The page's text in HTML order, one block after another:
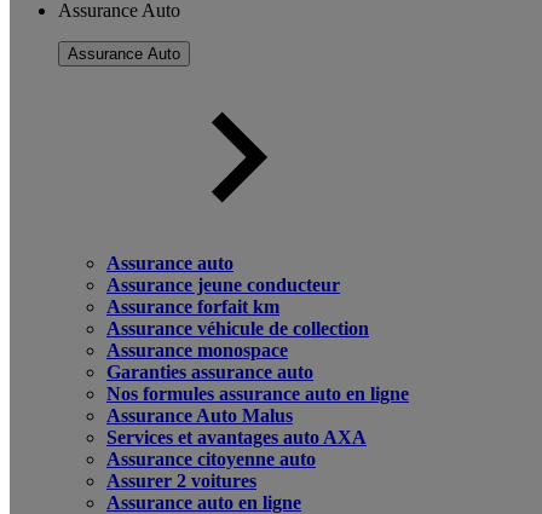
Assurance Auto
Assurance Auto
Assurance auto
Assurance jeune conducteur
Assurance forfait km
Assurance véhicule de collection
Assurance monospace
Garanties assurance auto
Nos formules assurance auto en ligne
Assurance Auto Malus
Services et avantages auto AXA
Assurance citoyenne auto
Assurer 2 voitures
Assurance auto en ligne